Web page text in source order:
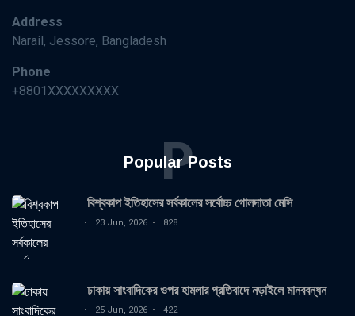
Address
Narail, Jessore, Bangladesh
Phone
+8801XXXXXXXXX
Popular Posts
P
বিশ্বকাপ ইতিহাসের সর্বকালের সর্বোচ্চ গোলদাতা মেসি
23 Jun, 2026 828
ঢাকায় সাংবাদিকের ওপর হামলার প্রতিবাদে নড়াইলে মানববন্ধন
25 Jun, 2026 422